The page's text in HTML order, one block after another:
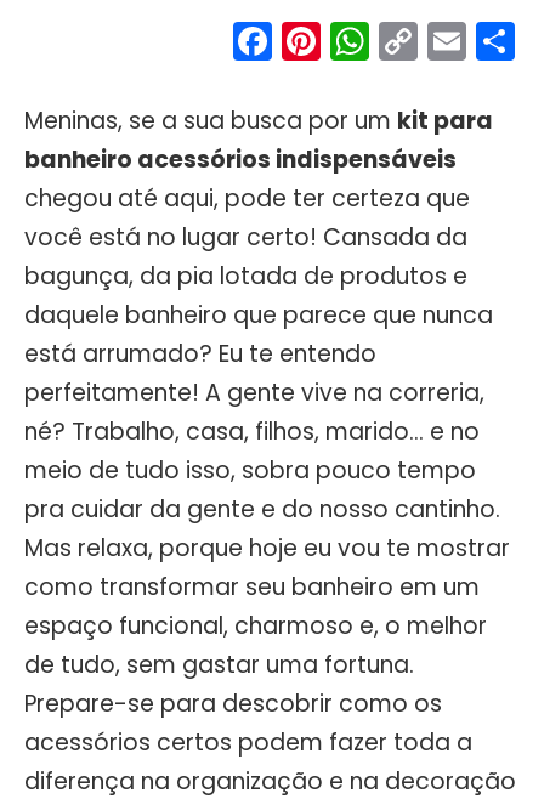
Facebook
Pinterest
Copy
Link
Meninas, se a sua busca por um kit para
banheiro acessórios indispensáveis
chegou até aqui, pode ter certeza que
você está no lugar certo! Cansada da
bagunça, da pia lotada de produtos e
daquele banheiro que parece que nunca
está arrumado? Eu te entendo
perfeitamente! A gente vive na correria,
né? Trabalho, casa, filhos, marido… e no
meio de tudo isso, sobra pouco tempo
pra cuidar da gente e do nosso cantinho.
Mas relaxa, porque hoje eu vou te mostrar
como transformar seu banheiro em um
espaço funcional, charmoso e, o melhor
de tudo, sem gastar uma fortuna.
Prepare-se para descobrir como os
acessórios certos podem fazer toda a
diferença na organização e na decoração